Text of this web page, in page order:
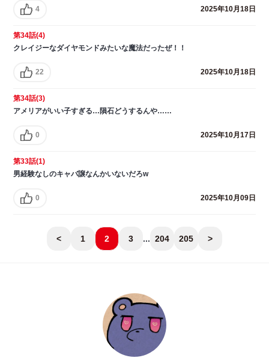
4 2025年10月18日
第34話(4)
クレイジーなダイヤモンドみたいな魔法だったぜ！！
22 2025年10月18日
第34話(3)
アメリアがいい子すぎる…隕石どうするんや……
0 2025年10月17日
第33話(1)
男経験なしのキャバ譲なんかいないだろw
0 2025年10月09日
< 1 2 3 ... 204 205 >